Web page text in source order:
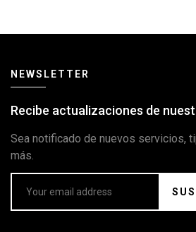
NEWSLETTER
Recibe actualizaciones de
Sea notificado de nuevos servicios,
más.